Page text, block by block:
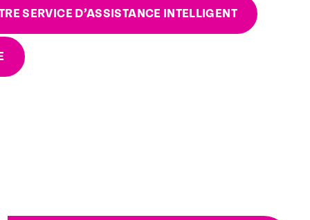
SERVICE D’ASSISTANCE INTELLIGENT